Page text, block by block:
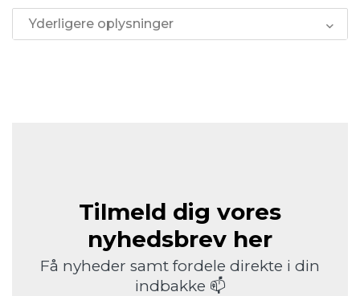
Yderligere oplysninger
Tilmeld dig vores
nyhedsbrev her
Få nyheder samt fordele direkte i din
indbakke 📫